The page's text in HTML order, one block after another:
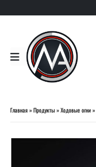
Главная»Продукты»Ходовые огни»